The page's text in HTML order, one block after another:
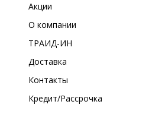
Акции
О компании
ТРАИД-ИН
Доставка
Контакты
Кредит/Рассрочка